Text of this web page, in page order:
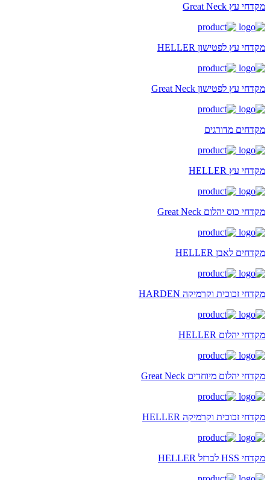
מקדחי עץ Great Neck
מקדחי עץ לפטישון HELLER
מקדחי עץ לפטישון Great Neck
מקדחים מדורגים
מקדחי עץ HELLER
מקדחי כוס יהלום Great Neck
מקדחים לאבן HELLER
מקדחי זכוכית וקרמיקה HARDEN
מקדחי יהלום HELLER
מקדחי יהלום מיוחדים Great Neck
מקדחי זכוכית וקרמיקה HELLER
מקדחי HSS לברזל HELLER